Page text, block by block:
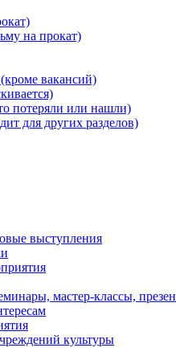
на прокат)
вакансий)
потеряли или нашли)
для других разделов)
выступления
мастер-классы,
культуры